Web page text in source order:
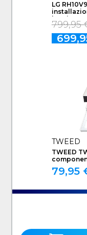
LG
kg Bianco
799,95
TWEED
TWEED
79,95